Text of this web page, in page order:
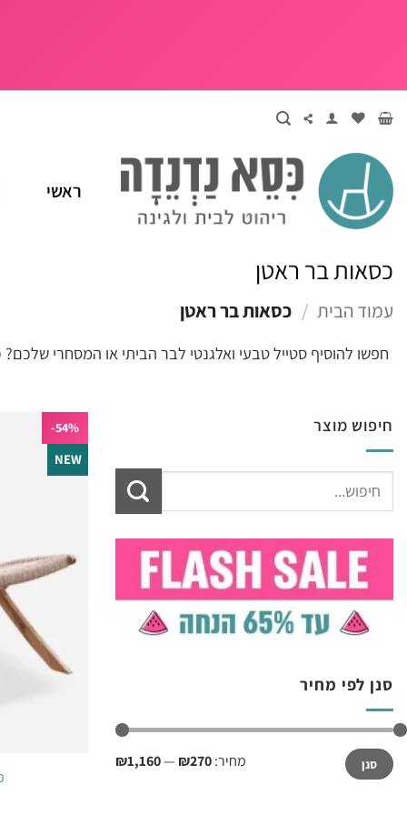
ראשי
כסאות בר ראטן
עמוד הבית / כסאות בר ראטן
חפשו להוסיף סטייל טבעי ואלגנטי לבר הביתי או המסחרי
חיפוש מוצר
עבור:
סנן לפי מחיר
מחיר
מינימלי
מחיר
מקסימלי
סנן מחיר:₪270
—
₪1,160
54%-
NEW